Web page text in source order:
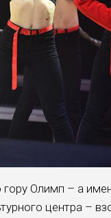
Олимп – а
центра –